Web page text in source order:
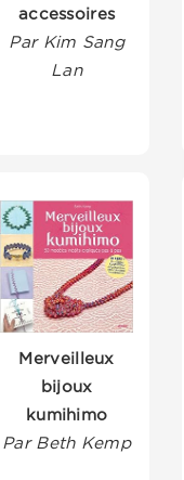
accessoires
Par Kim Sang
Lan
Merveilleux
bijoux
kumihimo
Par Beth Kemp